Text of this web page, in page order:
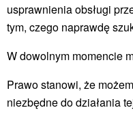
usprawnienia obsługi
tym, czego naprawdę
W dowolnym momencie
Prawo stanowi, że
niezbędne do działania